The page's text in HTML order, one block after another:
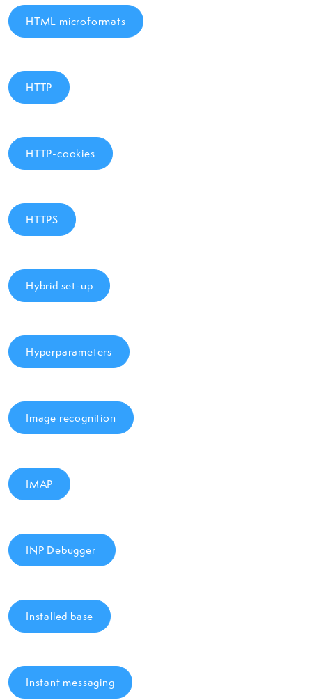
HTML microformats
HTTP
HTTP-cookies
HTTPS
Hybrid set-up
Hyperparameters
Image recognition
IMAP
INP Debugger
Installed base
Instant messaging